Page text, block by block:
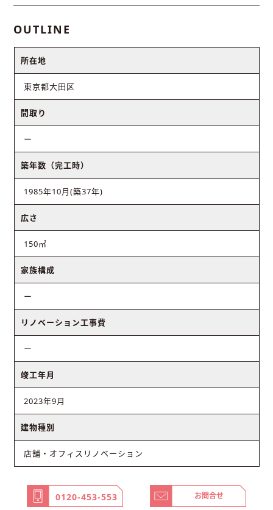
OUTLINE
所在地
東京都大田区
間取り
ー
築年数（完工時）
1985年10月(築37年)
広さ
150㎡
家族構成
ー
リノベーション工事費
ー
竣工年月
2023年9月
建物種別
店舗・オフィスリノベーション
0120-453-553 お問合せ